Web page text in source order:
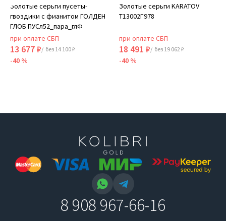
Золотые серьги пусеты-
гвоздики с фианитом ГОЛДЕН
ГЛОБ ПУСл52_пара_глФ
при оплате СБП
13 677 ₽/ без 14 100 ₽
-40 %
Золотые серьги KARATOV
Т13002Г978
при оплате СБП
18 491 ₽/ без 19 062 ₽
-40 %
8 908 967-66-16